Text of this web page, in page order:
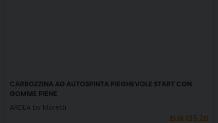
CARROZZINA AD AUTOSPINTA PIEGHEVOLE START CON
GOMME PIENE
ARDEA by Moretti
EUR135,20